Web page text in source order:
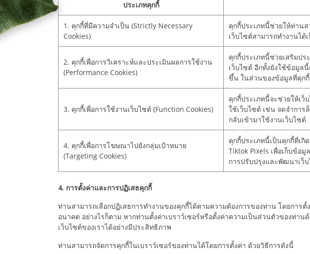
ประเภทคุกกี้
1. คุกกี้ที่มีความจำเป็น (Strictly Necessary
Cookies)
คุกกี้ประเภทนี้ช่วยให้ท่าน
เว็บไซต์สามารถทำงานไ
2. คุกกี้เพื่อการวิเคราะห์และประเมินผลการใช้งาน
(Performance Cookies)
คุกกี้ประเภทนี้ช่วยเสริมป
เว็บไซต์ อีกทั้งยังใช้ข้อมูล
ขึ้น ในส่วนของข้อมูลที่คุก
3. คุกกี้เพื่อการใช้งานเว็บไซต์ (Function Cookies)
คุกกี้ประเภทนี้จะช่วยให้เ
ใช้เว็บไซต์ เช่น จดจำกา
กลับเข้ามาใช้งานเว็บไซต์
4. คุกกี้เพื่อการโฆษณาไปยังกลุ่มเป้าหมาย
(Targeting Cookies)
คุกกี้ประเภทนี้เป็นคุกกี้ที่เกิ
Tiktok Pixels เพื่อเก็บข้อ
การปรับปรุงและพัฒนาเว็
4. การตั้งค่าและการปฏิเสธคุกกี้
ท่านสามารถเลือกปฏิเสธการทำงานของคุกกี้ได้ตามความต้องการของท่าน โดยการ
อนาคต อย่างไรก็ตาม หากท่านตั้งค่าเบราว์เซอร์หรือตั้งค่าความเป็นส่วนตัวของท่า
เว็บไซต์ของเราได้อย่างมีประสิทธิภาพ
ท่านสามารถจัดการคุกกี้ในเบราว์เซอร์ของท่านได้โดยการตั้งค่า ด้วยวิธีการดังนี้